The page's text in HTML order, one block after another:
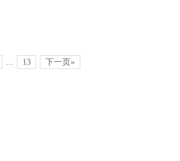
表白云牌不锈钢电接点压力表
... 13 下一页»